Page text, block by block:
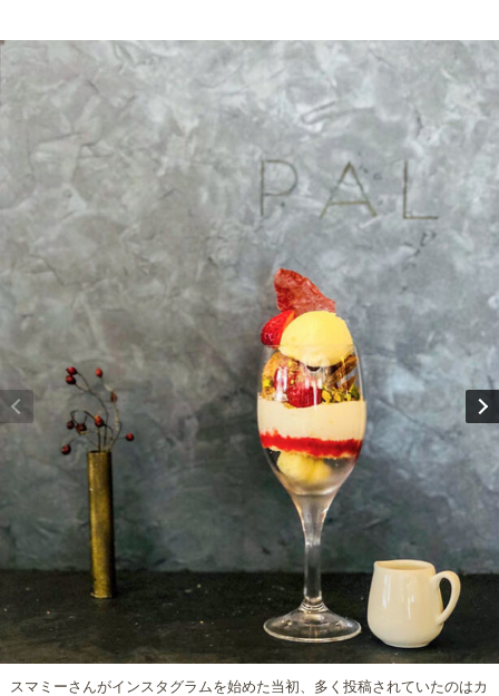
スマミーさんがインスタグラムを始めた当初、多く投稿されていたのはカ